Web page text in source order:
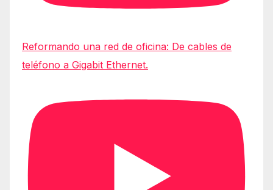
Reformando una red de oficina: De cables de
teléfono a Gigabit Ethernet.